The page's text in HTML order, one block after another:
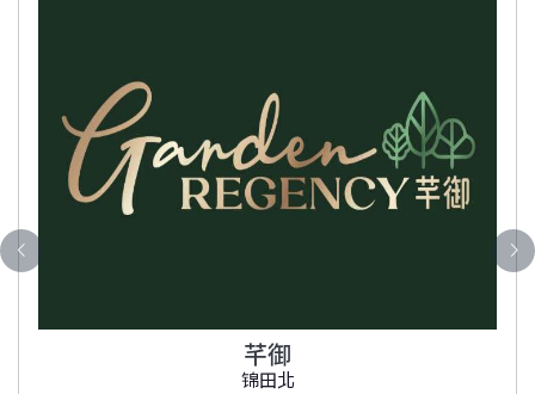
芊御
锦田北